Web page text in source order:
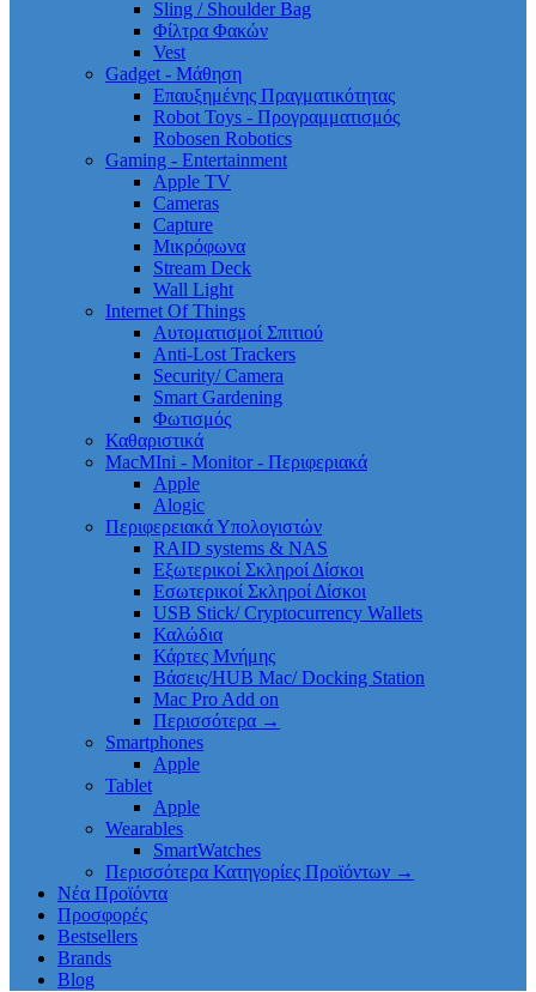
Sling / Shoulder Bag
Φίλτρα Φακών
Vest
Gadget - Μάθηση
Επαυξημένης Πραγματικότητας
Robot Toys - Προγραμματισμός
Robosen Robotics
Gaming - Entertainment
Apple TV
Cameras
Capture
Μικρόφωνα
Stream Deck
Wall Light
Internet Of Things
Αυτοματισμοί Σπιτιού
Anti-Lost Trackers
Security/ Camera
Smart Gardening
Φωτισμός
Καθαριστικά
MacMIni - Monitor - Περιφεριακά
Apple
Alogic
Περιφερειακά Υπολογιστών
RAID systems & NAS
Εξωτερικοί Σκληροί Δίσκοι
Εσωτερικοί Σκληροί Δίσκοι
USB Stick/ Cryptocurrency Wallets
Καλώδια
Κάρτες Μνήμης
Βάσεις/HUB Mac/ Docking Station
Mac Pro Add on
Περισσότερα →
Smartphones
Apple
Tablet
Apple
Wearables
SmartWatches
Περισσότερα Κατηγορίες Προϊόντων →
Νέα Προϊόντα
Προσφορές
Bestsellers
Brands
Blog